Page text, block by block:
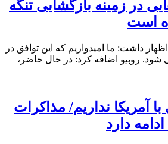
در زمینه بازگشایی تنگه
است
داشت: ما امیدواریم که این توافق در
شود. روبیو اضافه کرد: در حال حاضر،
آمریکا نداریم/ مذاکرات
دارد